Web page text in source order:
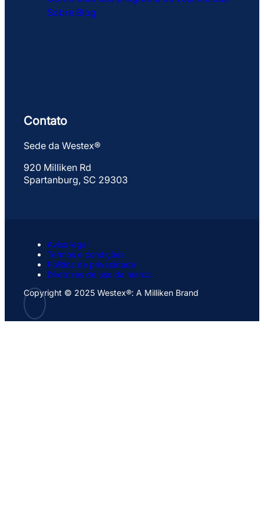
Sobre Blog
Contato
Sede da Westex®
920 Milliken Rd
Spartanburg, SC 29303
Aviso legal
Termos e condições
Política de privacidade
Diretrizes de uso da marca
Copyright © 2025 Westex®: A Milliken Brand